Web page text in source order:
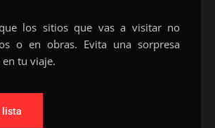
los sitios que vas a visitar no
o en obras. Evita una sorpresa
en tu viaje.
lista